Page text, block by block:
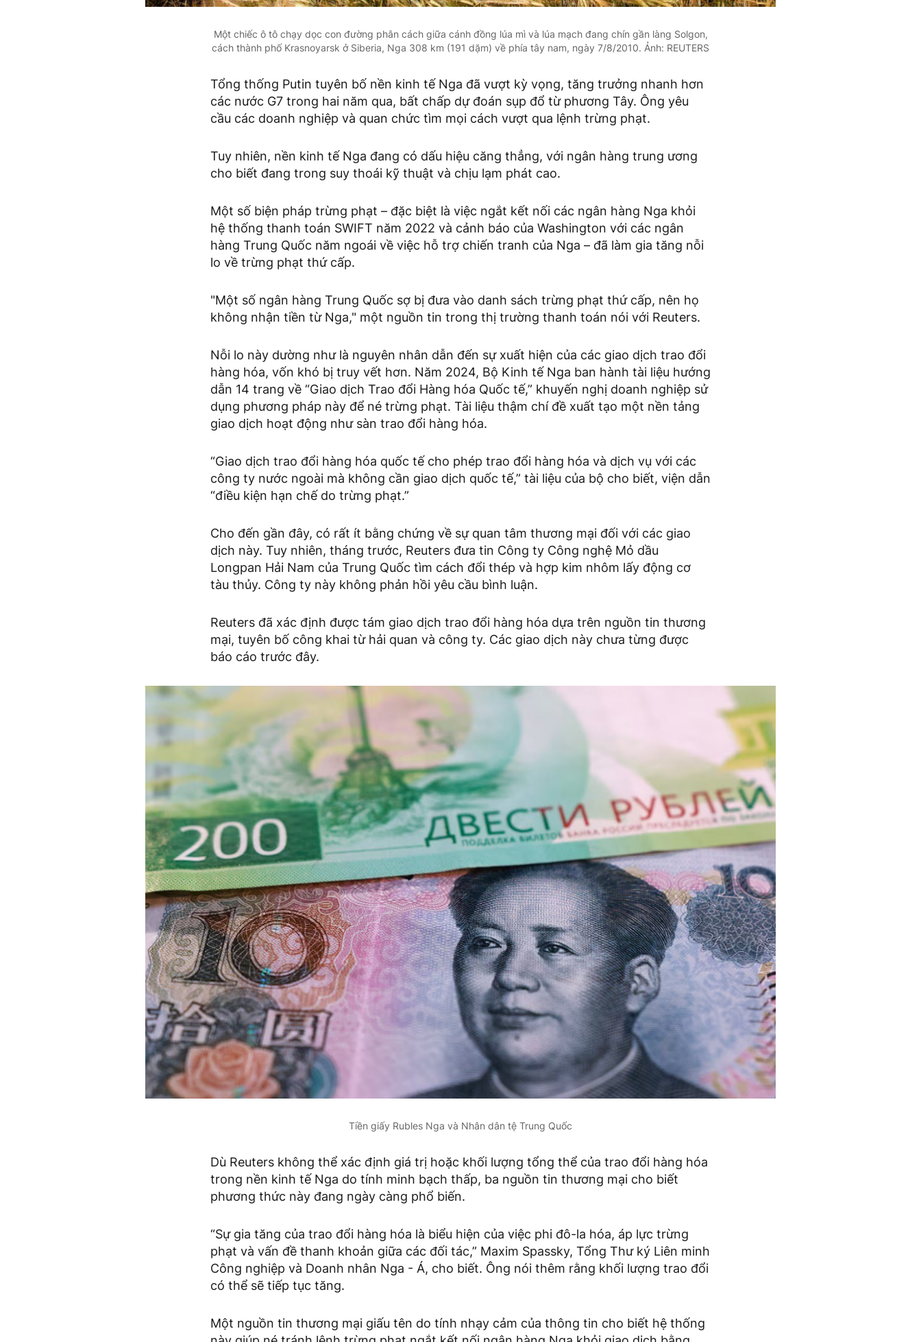
Một chiếc ô tô chạy dọc con đường phân cách giữa cánh đồng lúa mì và lúa mạch đang chín gần làng Solgon,
cách thành phố Krasnoyarsk ở Siberia, Nga 308 km (191 dặm) về phía tây nam, ngày 7/8/2010. Ảnh: REUTERS
Tổng thống Putin tuyên bố nền kinh tế Nga đã vượt kỳ vọng, tăng trưởng nhanh hơn
các nước G7 trong hai năm qua, bất chấp dự đoán sụp đổ từ phương Tây. Ông yêu
cầu các doanh nghiệp và quan chức tìm mọi cách vượt qua lệnh trừng phạt.
Tuy nhiên, nền kinh tế Nga đang có dấu hiệu căng thẳng, với ngân hàng trung ương
cho biết đang trong suy thoái kỹ thuật và chịu lạm phát cao.
Một số biện pháp trừng phạt – đặc biệt là việc ngắt kết nối các ngân hàng Nga khỏi
hệ thống thanh toán SWIFT năm 2022 và cảnh báo của Washington với các ngân
hàng Trung Quốc năm ngoái về việc hỗ trợ chiến tranh của Nga – đã làm gia tăng nỗi
lo về trừng phạt thứ cấp.
"Một số ngân hàng Trung Quốc sợ bị đưa vào danh sách trừng phạt thứ cấp, nên họ
không nhận tiền từ Nga," một nguồn tin trong thị trường thanh toán nói với Reuters.
Nỗi lo này dường như là nguyên nhân dẫn đến sự xuất hiện của các giao dịch trao đổi
hàng hóa, vốn khó bị truy vết hơn. Năm 2024, Bộ Kinh tế Nga ban hành tài liệu hướng
dẫn 14 trang về “Giao dịch Trao đổi Hàng hóa Quốc tế,” khuyến nghị doanh nghiệp sử
dụng phương pháp này để né trừng phạt. Tài liệu thậm chí đề xuất tạo một nền tảng
giao dịch hoạt động như sàn trao đổi hàng hóa.
“Giao dịch trao đổi hàng hóa quốc tế cho phép trao đổi hàng hóa và dịch vụ với các
công ty nước ngoài mà không cần giao dịch quốc tế,” tài liệu của bộ cho biết, viện dẫn
“điều kiện hạn chế do trừng phạt.”
Cho đến gần đây, có rất ít bằng chứng về sự quan tâm thương mại đối với các giao
dịch này. Tuy nhiên, tháng trước, Reuters đưa tin Công ty Công nghệ Mỏ dầu
Longpan Hải Nam của Trung Quốc tìm cách đổi thép và hợp kim nhôm lấy động cơ
tàu thủy. Công ty này không phản hồi yêu cầu bình luận.
Reuters đã xác định được tám giao dịch trao đổi hàng hóa dựa trên nguồn tin thương
mại, tuyên bố công khai từ hải quan và công ty. Các giao dịch này chưa từng được
báo cáo trước đây.
Tiền giấy Rubles Nga và Nhân dân tệ Trung Quốc
Dù Reuters không thể xác định giá trị hoặc khối lượng tổng thể của trao đổi hàng hóa
trong nền kinh tế Nga do tính minh bạch thấp, ba nguồn tin thương mại cho biết
phương thức này đang ngày càng phổ biến.
“Sự gia tăng của trao đổi hàng hóa là biểu hiện của việc phi đô-la hóa, áp lực trừng
phạt và vấn đề thanh khoản giữa các đối tác,” Maxim Spassky, Tổng Thư ký Liên minh
Công nghiệp và Doanh nhân Nga - Á, cho biết. Ông nói thêm rằng khối lượng trao đổi
có thể sẽ tiếp tục tăng.
Một nguồn tin thương mại giấu tên do tính nhạy cảm của thông tin cho biết hệ thống